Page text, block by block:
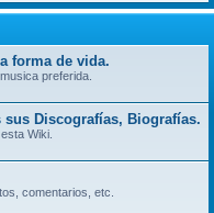
forma de vida.
preferida.
Discografías, Biografías.
Wiki.
comentarios, etc.